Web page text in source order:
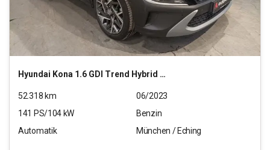
Hyundai Kona 1.6 GDI Trend Hybrid 2WD
52.318 km
06/2023
141 PS/104 kW
Benzin
Automatik
München / Eching